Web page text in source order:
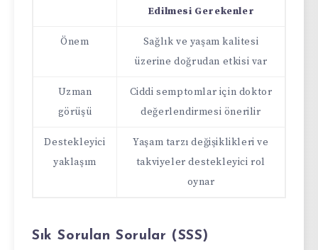
Edilmesi Gerekenler
Önem
Sağlık ve yaşam kalitesi
üzerine doğrudan etkisi var
Uzman
görüşü
Ciddi semptomlar için doktor
değerlendirmesi önerilir
Destekleyici
yaklaşım
Yaşam tarzı değişiklikleri ve
takviyeler destekleyici rol
oynar
Sık Sorulan Sorular (SSS)